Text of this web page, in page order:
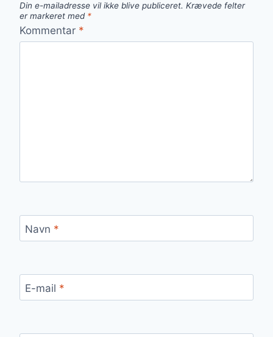
Din e-mailadresse vil ikke blive publiceret. Krævede felter
er markeret med *
Kommentar *
Navn *
E-mail *